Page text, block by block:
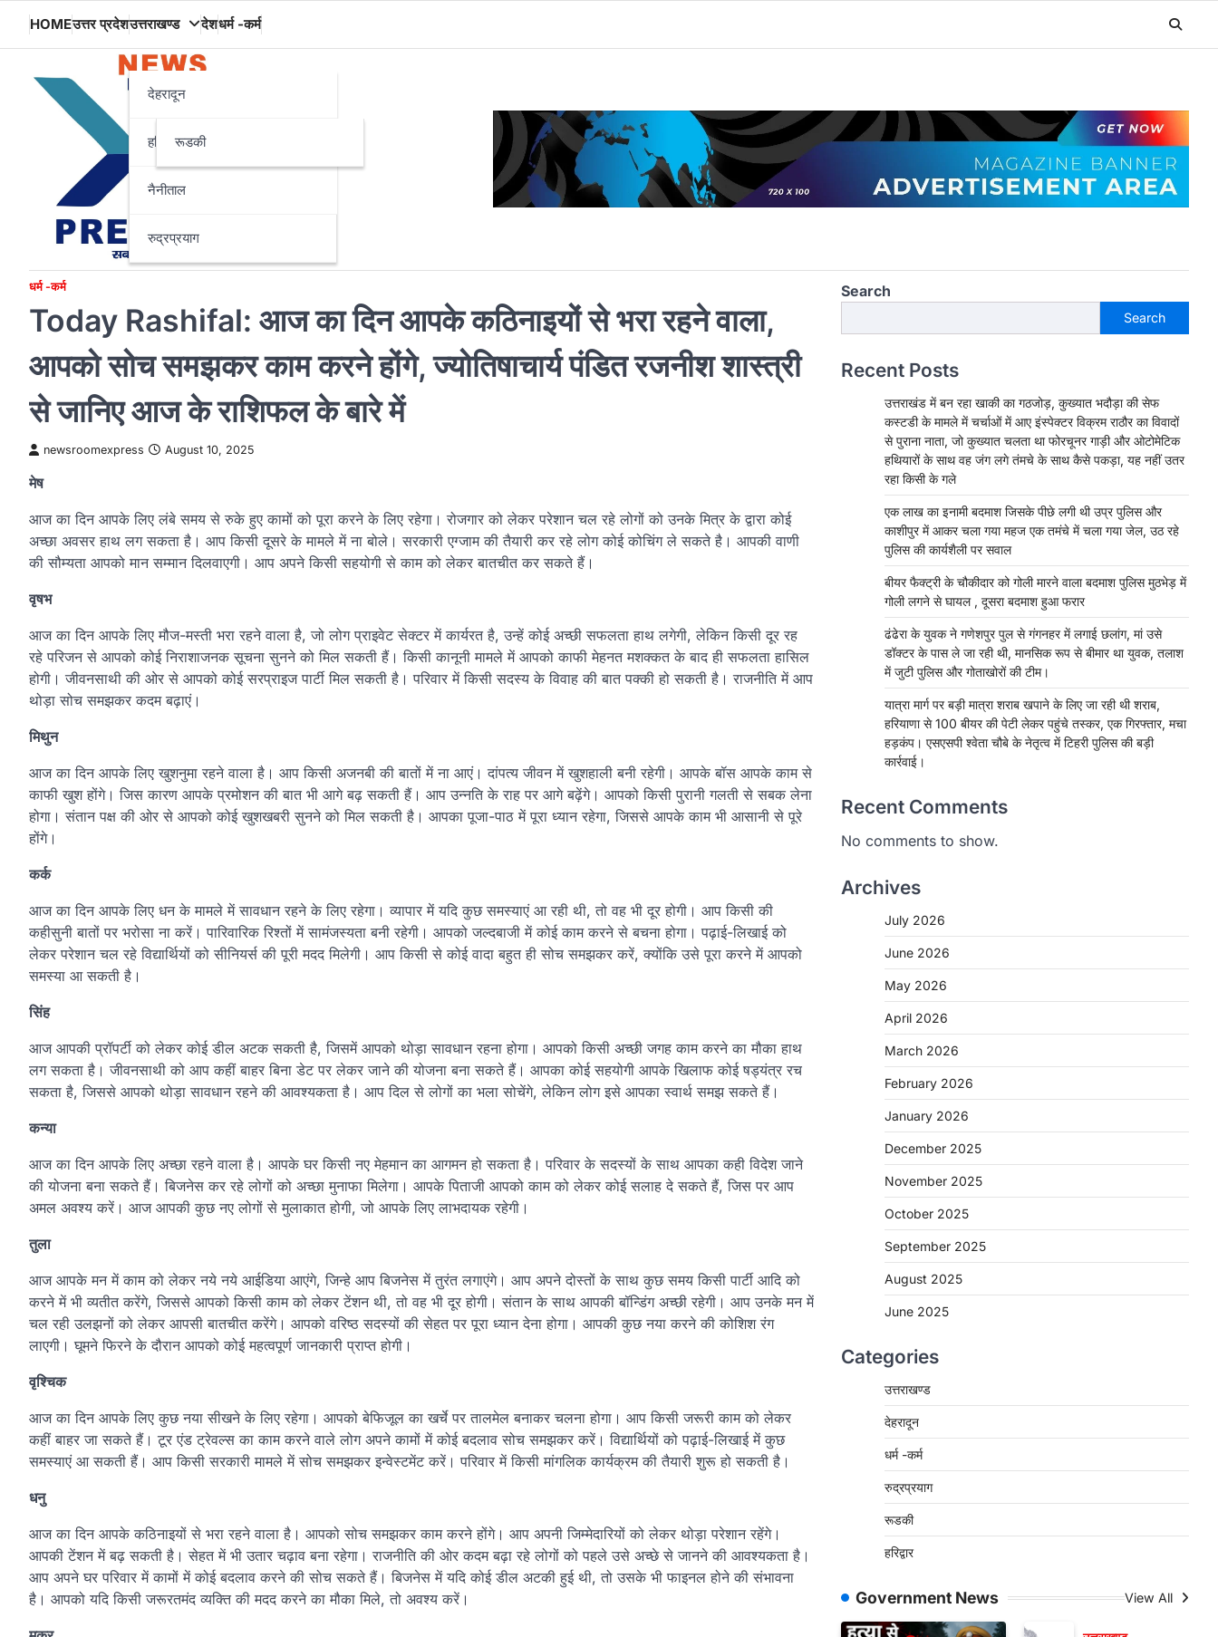
content
HOMEउत्तर प्रदेशउत्तराखण्ड
देहरादून
हरिद्वाररूडकी
नैनीताल
रुद्रप्रयाग
देशधर्म -कर्म
धर्म -कर्म
Today Rashifal: आज का दिन आपके कठिनाइयों से भरा रहने वाला,
आपको सोच समझकर काम करने होंगे, ज्योतिषाचार्य पंडित रजनीश शास्त्री
से जानिए आज के राशिफल के बारे में
newsroomexpress August 10, 2025
मेष
आज का दिन आपके लिए लंबे समय से रुके हुए कामों को पूरा करने के लिए रहेगा। रोजगार को लेकर परेशान चल रहे लोगों को उनके मित्र के द्वारा कोई
अच्छा अवसर हाथ लग सकता है। आप किसी दूसरे के मामले में ना बोले। सरकारी एग्जाम की तैयारी कर रहे लोग कोई कोचिंग ले सकते है। आपकी वाणी
की सौम्यता आपको मान सम्मान दिलवाएगी। आप अपने किसी सहयोगी से काम को लेकर बातचीत कर सकते हैं।
वृषभ
आज का दिन आपके लिए मौज-मस्ती भरा रहने वाला है, जो लोग प्राइवेट सेक्टर में कार्यरत है, उन्हें कोई अच्छी सफलता हाथ लगेगी, लेकिन किसी दूर रह
रहे परिजन से आपको कोई निराशाजनक सूचना सुनने को मिल सकती हैं। किसी कानूनी मामले में आपको काफी मेहनत मशक्कत के बाद ही सफलता हासिल
होगी। जीवनसाथी की ओर से आपको कोई सरप्राइज पार्टी मिल सकती है। परिवार में किसी सदस्य के विवाह की बात पक्की हो सकती है। राजनीति में आप
थोड़ा सोच समझकर कदम बढ़ाएं।
मिथुन
आज का दिन आपके लिए खुशनुमा रहने वाला है। आप किसी अजनबी की बातों में ना आएं। दांपत्य जीवन में खुशहाली बनी रहेगी। आपके बॉस आपके काम से
काफी खुश होंगे। जिस कारण आपके प्रमोशन की बात भी आगे बढ़ सकती हैं। आप उन्नति के राह पर आगे बढ़ेंगे। आपको किसी पुरानी गलती से सबक लेना
होगा। संतान पक्ष की ओर से आपको कोई खुशखबरी सुनने को मिल सकती है। आपका पूजा-पाठ में पूरा ध्यान रहेगा, जिससे आपके काम भी आसानी से पूरे
होंगे।
कर्क
आज का दिन आपके लिए धन के मामले में सावधान रहने के लिए रहेगा। व्यापार में यदि कुछ समस्याएं आ रही थी, तो वह भी दूर होगी। आप किसी की
कहीसुनी बातों पर भरोसा ना करें। पारिवारिक रिश्तों में सामंजस्यता बनी रहेगी। आपको जल्दबाजी में कोई काम करने से बचना होगा। पढ़ाई-लिखाई को
लेकर परेशान चल रहे विद्यार्थियों को सीनियर्स की पूरी मदद मिलेगी। आप किसी से कोई वादा बहुत ही सोच समझकर करें, क्योंकि उसे पूरा करने में आपको
समस्या आ सकती है।
सिंह
आज आपकी प्रॉपर्टी को लेकर कोई डील अटक सकती है, जिसमें आपको थोड़ा सावधान रहना होगा। आपको किसी अच्छी जगह काम करने का मौका हाथ
लग सकता है। जीवनसाथी को आप कहीं बाहर बिना डेट पर लेकर जाने की योजना बना सकते हैं। आपका कोई सहयोगी आपके खिलाफ कोई षड्यंत्र रच
सकता है, जिससे आपको थोड़ा सावधान रहने की आवश्यकता है। आप दिल से लोगों का भला सोचेंगे, लेकिन लोग इसे आपका स्वार्थ समझ सकते हैं।
कन्या
आज का दिन आपके लिए अच्छा रहने वाला है। आपके घर किसी नए मेहमान का आगमन हो सकता है। परिवार के सदस्यों के साथ आपका कही विदेश जाने
की योजना बना सकते हैं। बिजनेस कर रहे लोगों को अच्छा मुनाफा मिलेगा। आपके पिताजी आपको काम को लेकर कोई सलाह दे सकते हैं, जिस पर आप
अमल अवश्य करें। आज आपकी कुछ नए लोगों से मुलाकात होगी, जो आपके लिए लाभदायक रहेगी।
तुला
आज आपके मन में काम को लेकर नये नये आईडिया आएंगे, जिन्हे आप बिजनेस में तुरंत लगाएंगे। आप अपने दोस्तों के साथ कुछ समय किसी पार्टी आदि को
करने में भी व्यतीत करेंगे, जिससे आपको किसी काम को लेकर टेंशन थी, तो वह भी दूर होगी। संतान के साथ आपकी बॉन्डिंग अच्छी रहेगी। आप उनके मन में
चल रही उलझनों को लेकर आपसी बातचीत करेंगे। आपको वरिष्ठ सदस्यों की सेहत पर पूरा ध्यान देना होगा। आपकी कुछ नया करने की कोशिश रंग
लाएगी। घूमने फिरने के दौरान आपको कोई महत्वपूर्ण जानकारी प्राप्त होगी।
वृश्चिक
आज का दिन आपके लिए कुछ नया सीखने के लिए रहेगा। आपको बेफिजूल का खर्चे पर तालमेल बनाकर चलना होगा। आप किसी जरूरी काम को लेकर
कहीं बाहर जा सकते हैं। टूर एंड ट्रेवल्स का काम करने वाले लोग अपने कामों में कोई बदलाव सोच समझकर करें। विद्यार्थियों को पढ़ाई-लिखाई में कुछ
समस्याएं आ सकती हैं। आप किसी सरकारी मामले में सोच समझकर इन्वेस्टमेंट करें। परिवार में किसी मांगलिक कार्यक्रम की तैयारी शुरू हो सकती है।
धनु
आज का दिन आपके कठिनाइयों से भरा रहने वाला है। आपको सोच समझकर काम करने होंगे। आप अपनी जिम्मेदारियों को लेकर थोड़ा परेशान रहेंगे।
आपकी टेंशन में बढ़ सकती है। सेहत में भी उतार चढ़ाव बना रहेगा। राजनीति की ओर कदम बढ़ा रहे लोगों को पहले उसे अच्छे से जानने की आवश्यकता है।
आप अपने घर परिवार में कामों में कोई बदलाव करने की सोच सकते हैं। बिजनेस में यदि कोई डील अटकी हुई थी, तो उसके भी फाइनल होने की संभावना
है। आपको यदि किसी जरूरतमंद व्यक्ति की मदद करने का मौका मिले, तो अवश्य करें।
Search
Search
Recent Posts
उत्तराखंड में बन रहा खाकी का गठजोड़, कुख्यात भदौड़ा की सेफ
कस्टडी के मामले में चर्चाओं में आए इंस्पेक्टर विक्रम राठौर का विवादों
से पुराना नाता, जो कुख्यात चलता था फोरचूनर गाड़ी और ओटोमेटिक
हथियारों के साथ वह जंग लगे तंमचे के साथ कैसे पकड़ा, यह नहीं उतर
रहा किसी के गले
एक लाख का इनामी बदमाश जिसके पीछे लगी थी उप्र पुलिस और
काशीपुर में आकर चला गया महज एक तमंचे में चला गया जेल, उठ रहे
पुलिस की कार्यशैली पर सवाल
बीयर फैक्ट्री के चौकीदार को गोली मारने वाला बदमाश पुलिस मुठभेड़ में
गोली लगने से घायल , दूसरा बदमाश हुआ फरार
ढंढेरा के युवक ने गणेशपुर पुल से गंगनहर में लगाई छलांग, मां उसे
डॉक्टर के पास ले जा रही थी, मानसिक रूप से बीमार था युवक, तलाश
में जुटी पुलिस और गोताखोरों की टीम।
यात्रा मार्ग पर बड़ी मात्रा शराब खपाने के लिए जा रही थी शराब,
हरियाणा से 100 बीयर की पेटी लेकर पहुंचे तस्कर, एक गिरफ्तार, मचा
हड़कंप। एसएसपी श्वेता चौबे के नेतृत्व में टिहरी पुलिस की बड़ी
कार्रवाई।
Recent Comments
No comments to show.
Archives
July 2026
June 2026
May 2026
April 2026
March 2026
February 2026
January 2026
December 2025
November 2025
October 2025
September 2025
August 2025
June 2025
Categories
उत्तराखण्ड
देहरादून
धर्म -कर्म
रुद्रप्रयाग
रूडकी
हरिद्वार
Government News View All